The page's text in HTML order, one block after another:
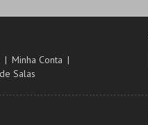
Minha Conta
Salas